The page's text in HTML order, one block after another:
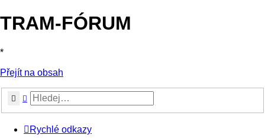
TRAM-FÓRUM
*
Přejít na obsah
HledatPokročilé hledání
Rychlé odkazy